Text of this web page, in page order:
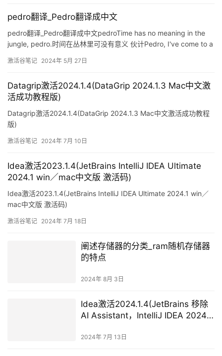
pedro翻译_Pedro翻译成中文
pedro翻译_Pedro翻译成中文pedroTime has no meaning in the
jungle, pedro.时间在丛林里可没有意义 伙计Pedro, I've come to a
激活谷笔记 2024年 5月 27日
Datagrip激活2024.1.4(DataGrip 2024.1.3 Mac中文激
活成功教程版)
Datagrip激活2024.1.4(DataGrip 2024.1.3 Mac中文激活成功教程
版)
激活谷笔记 2024年 7月 10日
Idea激活2023.1.4(JetBrains IntelliJ IDEA Ultimate
2024.1 win／mac中文版 激活码)
Idea激活2023.1.4(JetBrains IntelliJ IDEA Ultimate 2024.1 win／
mac中文版 激活码)
激活谷笔记 2024年 7月 18日
阐述存储器的分类_ram随机存储器
的特点
2024年 8月 3日
Idea激活2024.1.4(JetBrains 移除
AI Assistant，IntelliJ IDEA 2024.1
2024年 7月 13日